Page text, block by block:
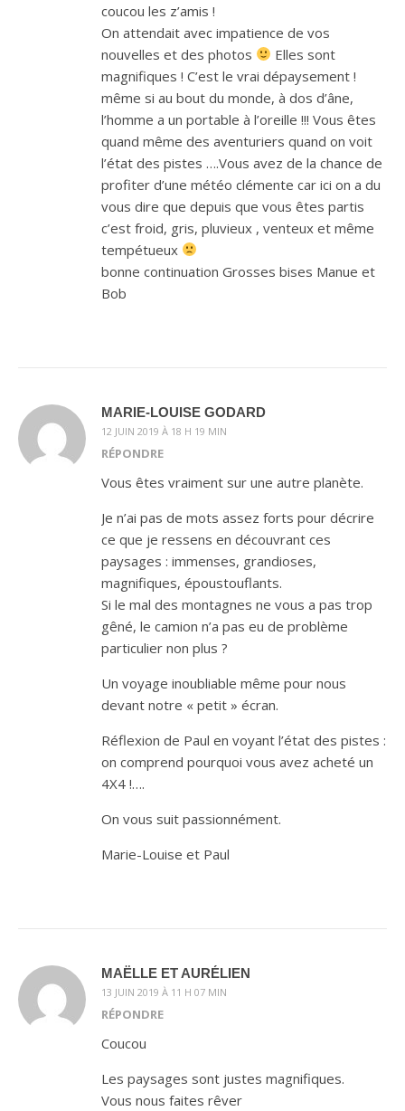
coucou les z’amis !
On attendait avec impatience de vos
nouvelles et des photos
Elles sont
magnifiques ! C’est le vrai dépaysement !
même si au bout du monde, à dos d’âne,
l’homme a un portable à l’oreille !!! Vous êtes
quand même des aventuriers quand on voit
l’état des pistes ….Vous avez de la chance de
profiter d’une météo clémente car ici on a du
vous dire que depuis que vous êtes partis
c’est froid, gris, pluvieux , venteux et même
tempétueux
bonne continuation Grosses bises Manue et
Bob
MARIE-LOUISE GODARD
12 JUIN 2019 À 18 H 19 MIN
RÉPONDRE
Vous êtes vraiment sur une autre planète.
Je n’ai pas de mots assez forts pour décrire
ce que je ressens en découvrant ces
paysages : immenses, grandioses,
magnifiques, époustouflants.
Si le mal des montagnes ne vous a pas trop
gêné, le camion n’a pas eu de problème
particulier non plus ?
Un voyage inoubliable même pour nous
devant notre « petit » écran.
Réflexion de Paul en voyant l’état des pistes :
on comprend pourquoi vous avez acheté un
4X4 !….
On vous suit passionnément.
Marie-Louise et Paul
MAËLLE ET AURÉLIEN
13 JUIN 2019 À 11 H 07 MIN
RÉPONDRE
Coucou
Les paysages sont justes magnifiques.
Vous nous faites rêver